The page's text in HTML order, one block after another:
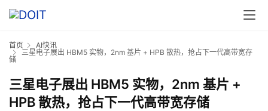
首页
AI快讯
三星电子展出 HBM5 实物，2nm 基片 + HPB 散热，抢占下一代高带宽存
储
三星电子展出 HBM5 实物，2nm 基片 +
HPB 散热，抢占下一代高带宽存储